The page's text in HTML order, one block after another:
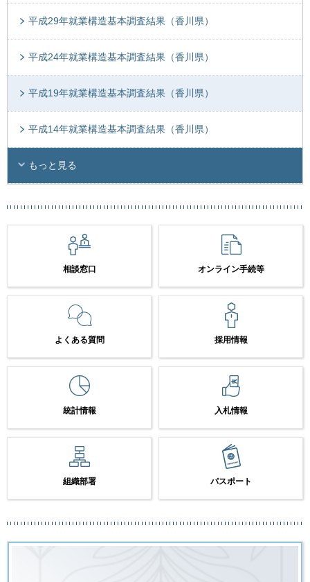
平成29年就業構造基本調査結果（香川県）
平成24年就業構造基本調査結果（香川県）
平成19年就業構造基本調査結果（香川県）
平成14年就業構造基本調査結果（香川県）
もっと見る
相談窓口 オンライン手続等
よくある質問 採用情報
統計情報 入札情報
組織部署 パスポート